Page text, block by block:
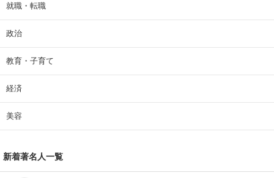
就職・転職
政治
教育・子育て
経済
美容
新着著名人一覧